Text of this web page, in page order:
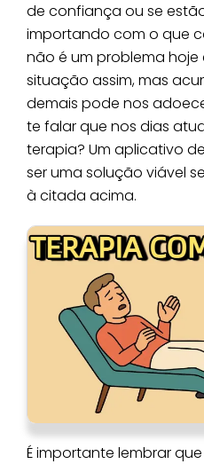
de confiança ou se
importando com o que
não é um problema hoje
situação assim, mas
demais pode nos
te falar que nos dias
terapia? Um aplicativo
ser uma solução viável
à citada acima.
É importante lembrar